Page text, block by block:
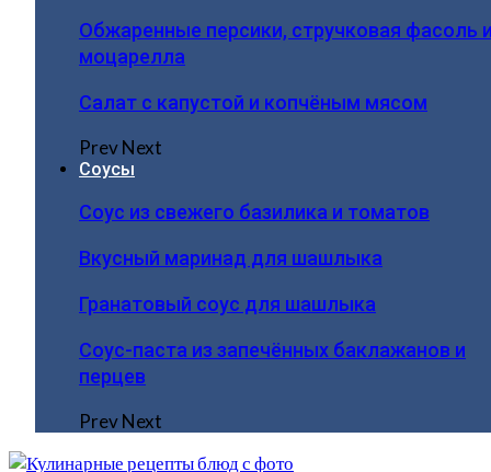
Обжаренные персики, стручковая фасоль
моцарелла
Салат с капустой и копчёным мясом
PrevNext
Соусы
Соус из свежего базилика и томатов
Вкусный маринад для шашлыка
Гранатовый соус для шашлыка
Соус-паста из запечённых баклажанов и
перцев
PrevNext